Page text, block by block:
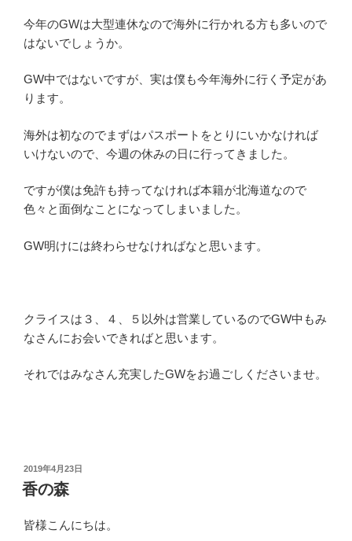
今年のGWは大型連休なので海外に行かれる方も多いので
はないでしょうか。
GW中ではないですが、実は僕も今年海外に行く予定があ
ります。
海外は初なのでまずはパスポートをとりにいかなければ
いけないので、今週の休みの日に行ってきました。
ですが僕は免許も持ってなければ本籍が北海道なので
色々と面倒なことになってしまいました。
GW明けには終わらせなければなと思います。
クライスは３、４、５以外は営業しているのでGW中もみ
なさんにお会いできればと思います。
それではみなさん充実したGWをお過ごしくださいませ。
投
稿
日:
2019年4月23日
香の森
皆様こんにちは。